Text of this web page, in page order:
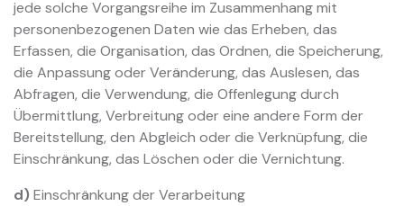
jede solche Vorgangsreihe im Zusammenhang mit
personenbezogenen Daten wie das Erheben, das
Erfassen, die Organisation, das Ordnen, die Speicherung,
die Anpassung oder Veränderung, das Auslesen, das
Abfragen, die Verwendung, die Offenlegung durch
Übermittlung, Verbreitung oder eine andere Form der
Bereitstellung, den Abgleich oder die Verknüpfung, die
Einschränkung, das Löschen oder die Vernichtung.
d)Einschränkung der Verarbeitung